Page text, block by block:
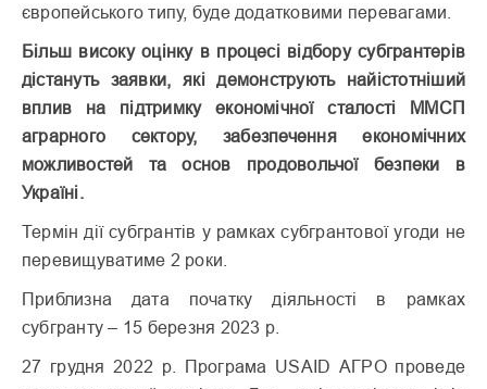
європейського типу, буде додатковими перевагами.
Більш високу оцінку в процесі відбору субгрантерів
дістануть заявки, які демонструють найістотніший
вплив на підтримку економічної сталості ММСП
аграрного сектору, забезпечення економічних
можливостей та основ продовольчої безпеки в
Україні.
Термін дії субгрантів у рамках субгрантової угоди не
перевищуватиме 2 роки.
Приблизна дата початку діяльності в рамках
субгранту – 15 березня 2023 р.
27 грудня 2022 р. Програма USAID АГРО проведе